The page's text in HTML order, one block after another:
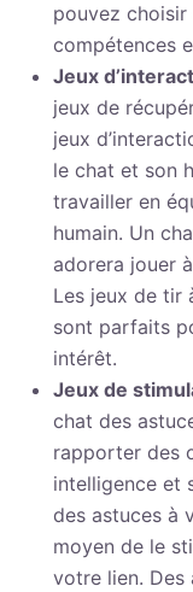
pouvez
compétences
Jeux
jeux de
jeux
le chat et son
travailler en
humain. Un
adorera jouer
Les jeux de tir
sont parfaits
intérêt.
Jeux de
chat des
rapporter des
intelligence et
des astuces à
moyen de le
votre lien. Des